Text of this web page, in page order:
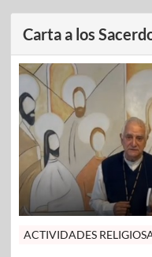
Carta a los
ACTIVIDADES